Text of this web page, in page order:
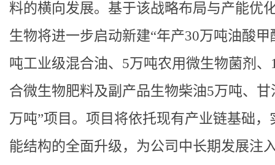
料的横向发展。基于该战略布局与产能优
生物将进一步启动新建“年产30万吨油酸甲
吨工业级混合油、5万吨农用微生物菌剂、
合微生物肥料及副产品生物柴油5万吨、甘
万吨”项目。项目将依托现有产业链基础，
能结构的全面升级，为公司中长期发展注